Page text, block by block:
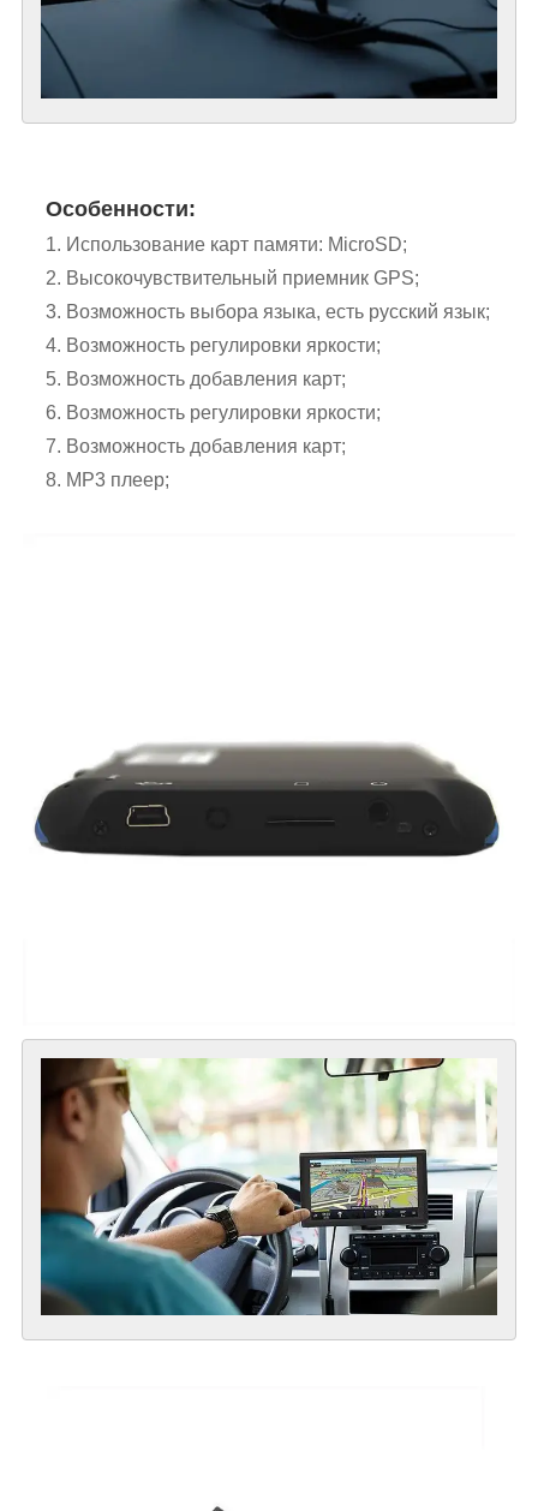
Особенности:
1. Использование карт памяти: MicroSD;
2. Высокочувствительный приемник GPS;
3. Возможность выбора языка, есть русский язык;
4. Возможность регулировки яркости;
5. Возможность добавления карт;
6. Возможность регулировки яркости;
7. Возможность добавления карт;
8. MP3 плеер;